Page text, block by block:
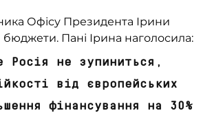
Офісу Президента Ірини
Пані Ірина наголосила:
Росія не зупиниться,
від європейських
фінансування на 30%